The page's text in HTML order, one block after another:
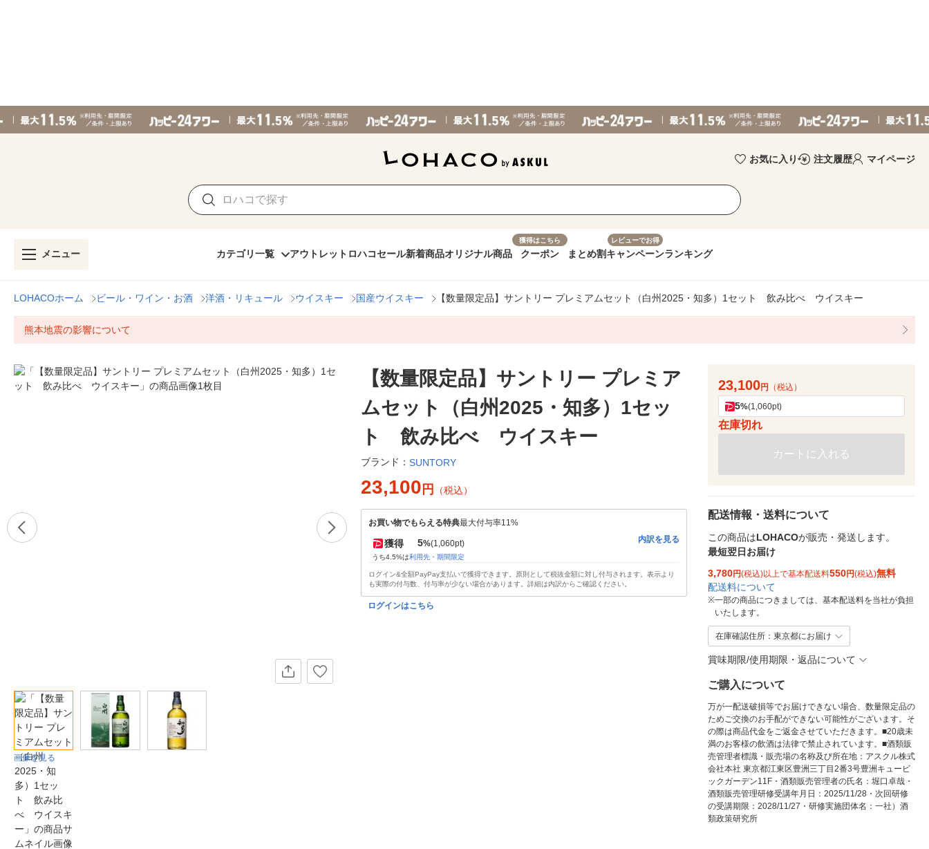
お気に入り 注文履歴 マイページ
メニュー カテゴリ一覧 アウトレット ロハコセール新着商品オリジナル商品
獲得はこちら
クーポン まとめ割
レビューでお得
キャンペーンランキング
LOHACOホーム ビール・ワイン・お酒 洋酒・リキュール ウイスキー 国産ウイスキー 【数量限定品】サントリー プレミアムセット（白州2025・知多）1セット 飲み比べ ウイスキー
熊本地震の影響について
画像を見る
【数量限定品】サントリー プレミア
ムセット（白州2025・知多）1セッ
ト 飲み比べ ウイスキー
ブランド： SUNTORY
23,100 円 （税込）
お買い物でもらえる特典最大付与率11%
獲得 5%(1,060pt)
うち4.5%は利用先・期間限定
内訳を見る
ログイン&全額PayPay支払いで獲得できます。原則として税抜金額に対し付与されます。表示より
も実際の付与数、付与率が少ない場合があります。詳細は内訳からご確認ください。
ログインはこちら
23,100円 （税込）
5%(1,060pt)
在庫切れ
カートに入れる
配送情報・送料について
この商品はLOHACOが販売・発送します。
最短翌日お届け
3,780円(税込)以上で基本配送料550円(税込)無料
配送料について
※一部の商品につきましては、基本配送料を当社が負担
いたします。
在庫確認住所：東京都にお届け
賞味期限/使用期限・返品について
ご購入について
万が一配送破損等でお届けできない場合、数量限定品の
ためご交換のお手配ができない可能性がございます。そ
の際は商品代金をご返金させていただきます。■20歳未
満のお客様の飲酒は法律で禁止されています。■酒類販
売管理者標識・販売場の名称及び所在地：アスクル株式
会社本社 東京都江東区豊洲三丁目2番3号豊洲キュービ
ックガーデン11F・酒類販売管理者の氏名：堀口卓哉・
酒類販売管理研修受講年月日：2025/11/28・次回研修
の受講期限：2028/11/27・研修実施団体名：一社）酒
類政策研究所